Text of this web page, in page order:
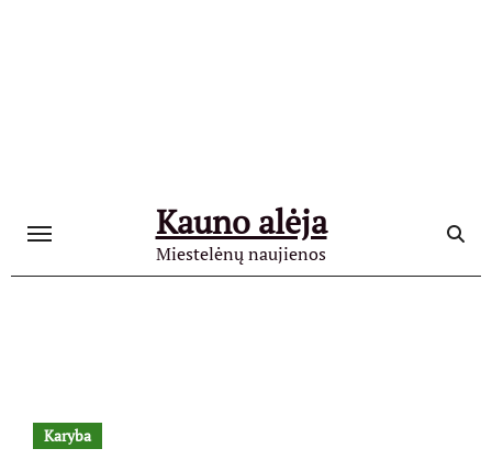
Kauno alėja
Miestelėnų naujienos
Karyba